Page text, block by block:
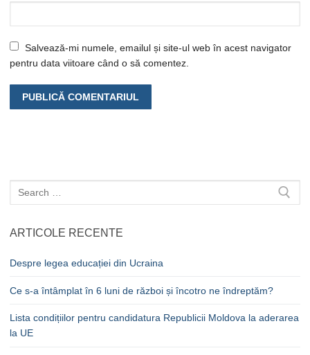
Salvează-mi numele, emailul și site-ul web în acest navigator
pentru data viitoare când o să comentez.
Caută
după:
ARTICOLE RECENTE
Despre legea educației din Ucraina
Ce s-a întâmplat în 6 luni de război și încotro ne îndreptăm?
Lista condițiilor pentru candidatura Republicii Moldova la aderarea
la UE